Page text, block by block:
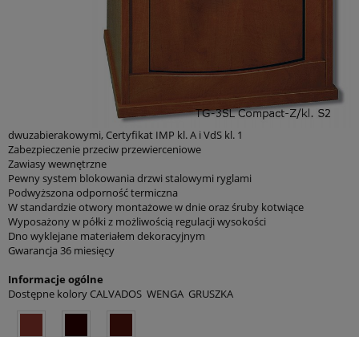
dwuzabierakowymi, Certyfikat IMP kl. A i VdS kl. 1
Zabezpieczenie przeciw przewierceniowe
Zawiasy wewnętrzne
Pewny system blokowania drzwi stalowymi ryglami
Podwyższona odporność termiczna
W standardzie otwory montażowe w dnie oraz śruby kotwiące
Wyposażony w półki z możliwością regulacji wysokości
Dno wyklejane materiałem dekoracyjnym
Gwarancja 36 miesięcy
Informacje ogólne
Dostępne kolory CALVADOS WENGA GRUSZKA